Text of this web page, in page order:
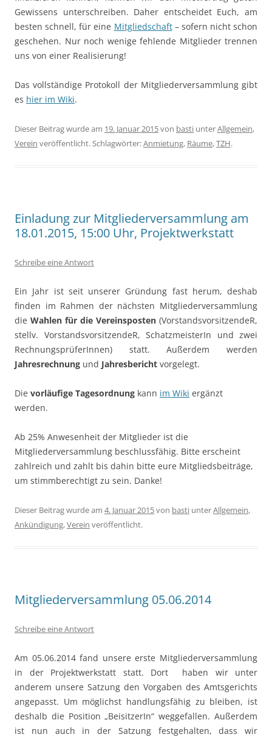
Gewissens unterschreiben. Daher entscheidet Euch, am
besten schnell, für eine Mitgliedschaft– sofern nicht schon
geschehen. Nur noch wenige fehlende Mitglieder trennen
uns von einer Realisierung!
Das vollständige Protokoll der Mitgliederversammlung gibt
es hier im Wiki.
Dieser Beitrag wurde am 19. Januar 2015von basti unterAllgemein,
Verein veröffentlicht. Schlagwörter:Anmietung, Räume,TZH.
Einladung zur Mitgliederversammlung am
18.01.2015, 15:00 Uhr, Projektwerkstatt
Schreibe eine Antwort
Ein Jahr ist seit unserer Gründung fast herum, deshab
finden im Rahmen der nächsten Mitgliederversammlung
die Wahlen für die Vereinsposten (VorstandsvorsitzendeR,
stellv. VorstandsvorsitzendeR, SchatzmeisterIn und zwei
RechnungsprüferInnen) statt. Außerdem werden
Jahresrechnung und Jahresbericht vorgelegt.
Die vorläufige Tagesordnung kann im Wiki ergänzt
werden.
Ab 25% Anwesenheit der Mitglieder ist die
Mitgliederversammlung beschlussfähig. Bitte erscheint
zahlreich und zahlt bis dahin bitte eure Mitgliedsbeiträge,
um stimmberechtigt zu sein. Danke!
Dieser Beitrag wurde am 4. Januar 2015von basti unterAllgemein,
Ankündigung,Verein veröffentlicht.
Mitgliederversammlung 05.06.2014
Schreibe eine Antwort
Am 05.06.2014 fand unsere erste Mitgliederversammlung
in der Projektwerkstatt statt. Dort haben wir unter
anderem unsere Satzung den Vorgaben des Amtsgerichts
angepasst. Um möglichst handlungsfähig zu bleiben, ist
deshalb die Position „BeisitzerIn“ weggefallen. Außerdem
ist nun auch in der Satzung festgehalten, dass wir